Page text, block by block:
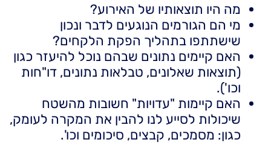
מה היו תוצאותיו של האירוע?
מי הם הגורמים הנוגעים לדבר ונכון
שישתתפו בתהליך הפקת הלקחים?
האם קיימים נתונים שבהם נוכל להיעזר כגון
(תוצאות שאלונים, טבלאות נתונים, דו"חות
וכו').
האם קיימות "עדויות" חשובות מהשטח
שיכולות לסייע לנו להבין את המקרה לעומק,
כגון: מסמכים, קבצים, סיכומים וכו'.